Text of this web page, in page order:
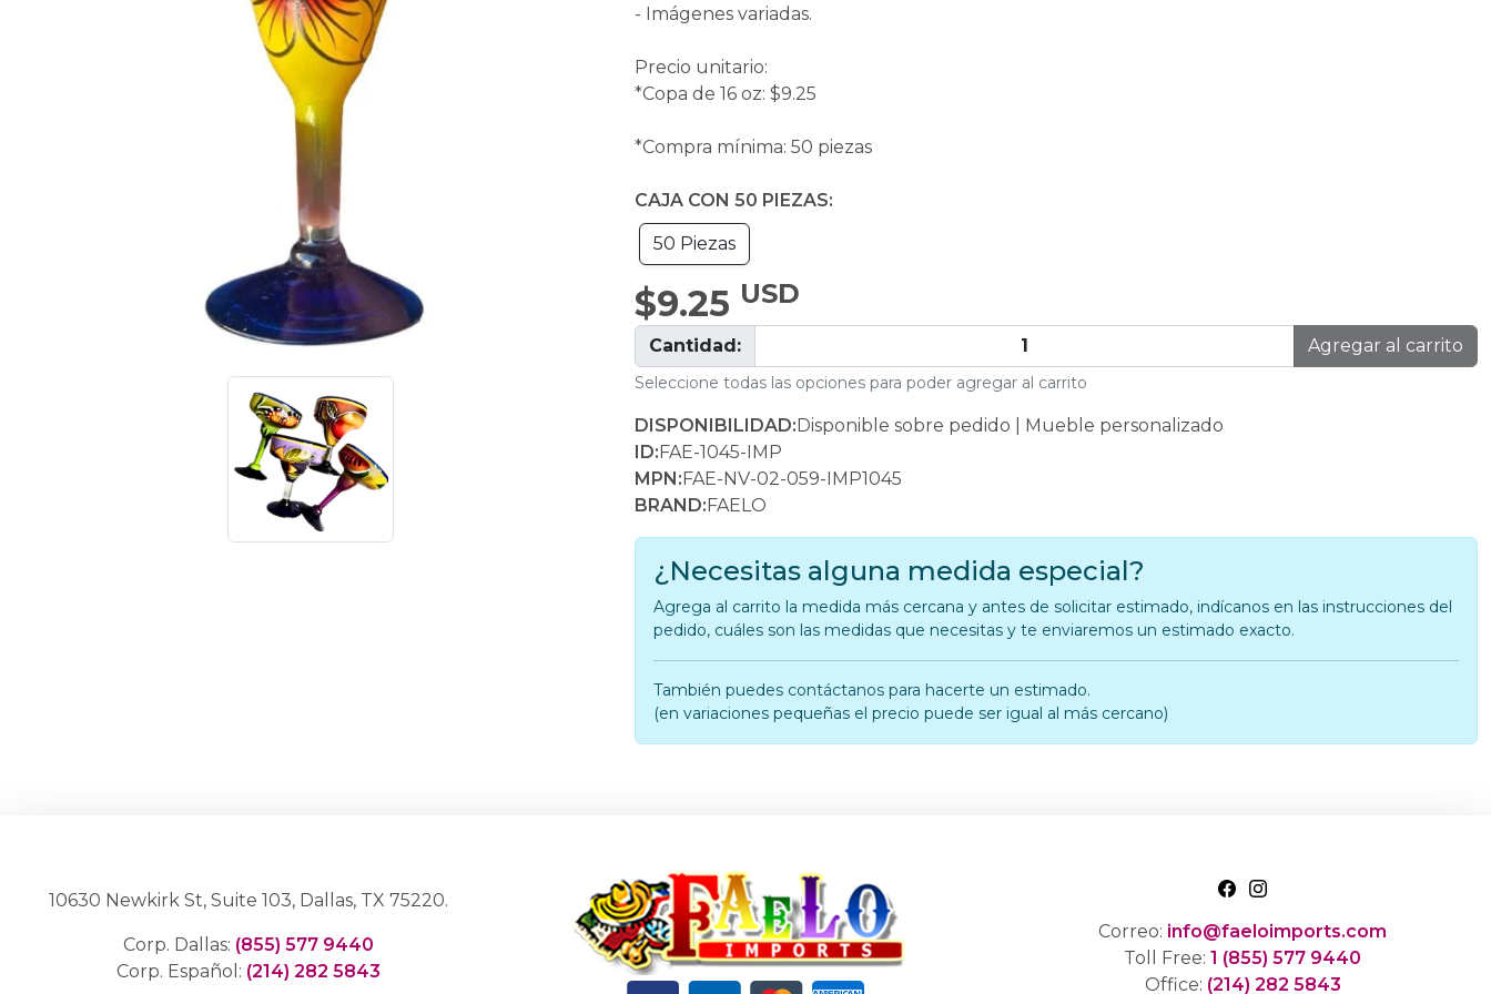
- Imágenes variadas.
Precio unitario:
*Copa de 16 oz: $9.25
*Compra mínima: 50 piezas
CAJA CON 50 PIEZAS:
50 Piezas
$9.25 USD
Cantidad: Agregar al carrito
Seleccione todas las opciones para poder agregar al carrito
DISPONIBILIDAD:Disponible sobre pedido | Mueble personalizado
ID:FAE-1045-IMP
MPN:FAE-NV-02-059-IMP1045
BRAND:FAELO
¿Necesitas alguna medida especial?
Agrega al carrito la medida más cercana y antes de solicitar estimado, indícanos en las instrucciones del
pedido, cuáles son las medidas que necesitas y te enviaremos un estimado exacto.
También puedes contáctanos para hacerte un estimado.
(en variaciones pequeñas el precio puede ser igual al más cercano)
10630 Newkirk St, Suite 103, Dallas, TX 75220.
Corp. Dallas: (855) 577 9440
Corp. Español: (214) 282 5843
Correo: info@faeloimports.com
Toll Free: 1 (855) 577 9440
Office: (214) 282 5843